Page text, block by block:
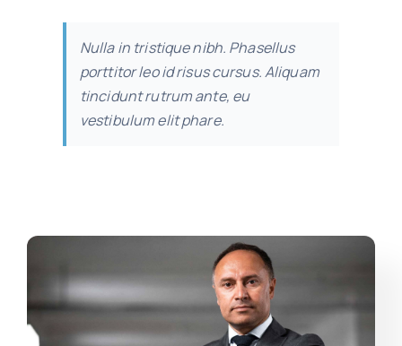
Nulla in tristique nibh. Phasellus
porttitor leo id risus cursus. Aliquam
tincidunt rutrum ante, eu
vestibulum elit phare.